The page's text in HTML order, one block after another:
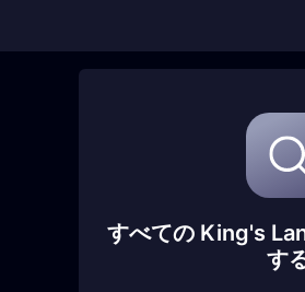
すべての King's
す